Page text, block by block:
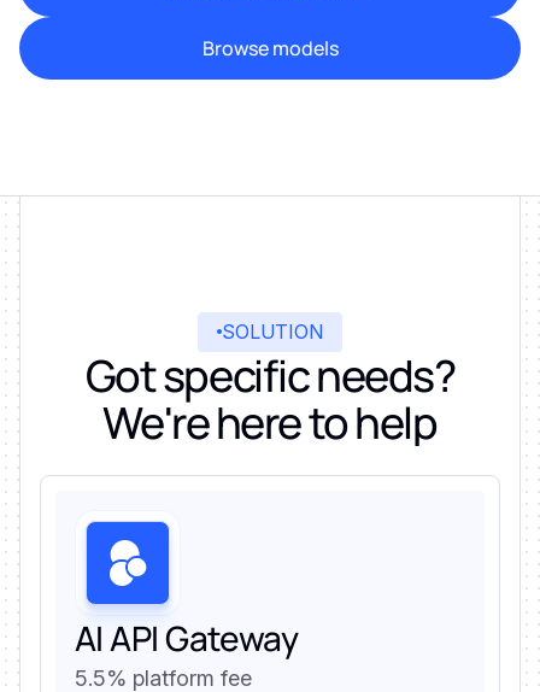
Browse models
SOLUTION
Got specific needs?
We're here to help
AI API Gateway
5.5% platform fee